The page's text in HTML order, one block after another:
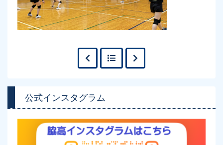
公式インスタグラム